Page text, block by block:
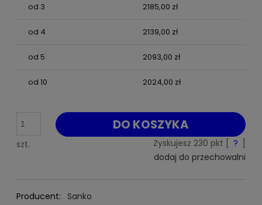
od 3 2185,00 zł
od 4 2139,00 zł
od 5 2093,00 zł
od 10 2024,00 zł
szt.
DO KOSZYKA
Zyskujesz 230 pkt [ ? ]
dodaj do przechowalni
Producent:
Sanko